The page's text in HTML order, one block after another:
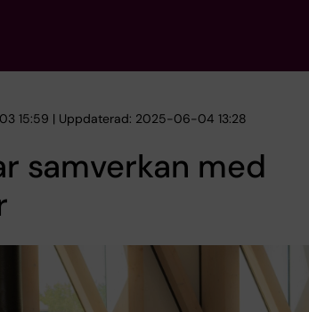
15:59 | Uppdaterad: 2025-06-04 13:28
samverkan med